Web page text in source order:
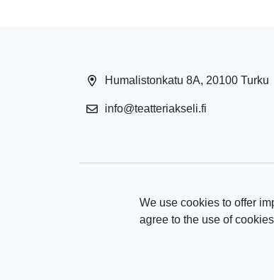
We use cookies to offer
agree to the use of
Humalistonkatu 8A, 20100 Turku
info@teatteriakseli.fi